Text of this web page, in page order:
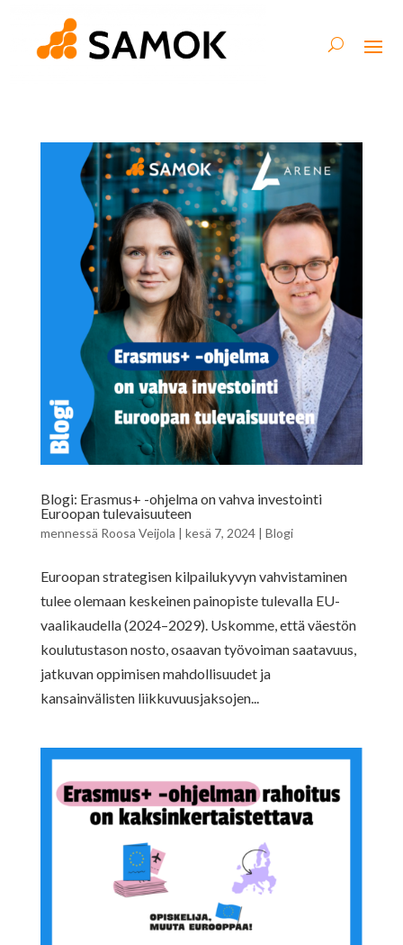
Blogi: Erasmus+ -ohjelma on vahva investointi
Euroopan tulevaisuuteen
mennessä Roosa Veijola | kesä 7, 2024| Blogi
Euroopan strategisen kilpailukyvyn vahvistaminen
tulee olemaan keskeinen painopiste tulevalla EU-
vaalikaudella (2024–2029). Uskomme, että väestön
koulutustason nosto, osaavan työvoiman saatavuus,
jatkuvan oppimisen mahdollisuudet ja
kansainvälisten liikkuvuusjaksojen...